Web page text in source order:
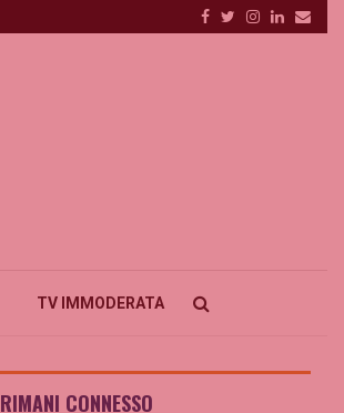
Facebook
Twitter
Instagram
Linkedin
TV IMMODERATA
RIMANI CONNESSO